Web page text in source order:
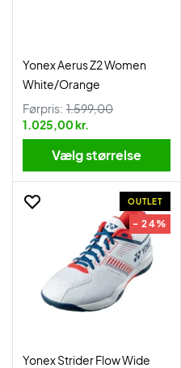
Yonex Aerus Z2 Women
White/Orange
Førpris: 1.599,00
1.025,00 kr.
Vælg størrelse
OUTLET
- 24%
Yonex Strider Flow Wide